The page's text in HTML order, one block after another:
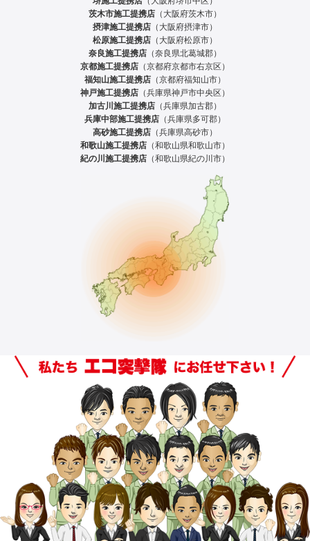
茨木市施工提携店 （大阪府茨木市）
摂津施工提携店 （大阪府摂津市）
松原施工提携店 （大阪府松原市）
奈良施工提携店 （奈良県北葛城郡）
京都施工提携店 （京都府京都市右京区）
福知山施工提携店 （京都府福知山市）
神戸施工提携店 （兵庫県神戸市中央区）
加古川施工提携店 （兵庫県加古郡）
兵庫中部施工提携店 （兵庫県多可郡）
高砂施工提携店 （兵庫県高砂市）
和歌山施工提携店 （和歌山県和歌山市）
紀の川施工提携店 （和歌山県紀の川市）